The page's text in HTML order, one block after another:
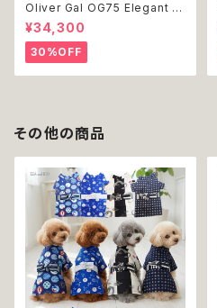
Oliver Gal OG75 Elegant E
ssentials Paris 絵 アート イ
ンテリア お祝い 贈り物 プレゼ
ント 結婚 新築 開店 周年 バー
スデイ 誕生日 ご褒美
¥34,300
30%OFF
その他の商品